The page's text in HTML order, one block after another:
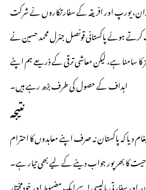
یورپ اور افریقہ کے سفارتکاروں نے شرکت
ہوئے پاکستانی قونصل جنرل محمد حسین نے
کا سامنا ہے، لیکن معاشی ترقی کے ذریعے ہم اپنے
اہداف کے حصول کی طرف بڑھ رہے ہیں۔
نتیجہ
دیا کہ پاکستان نہ صرف اپنے معاہدوں کا احترام
کا بھرپور جواب دینے کے لیے بھی تیار ہے۔
اور سفارتی پالیسی اسے ایک مضبوط اور خودمختار